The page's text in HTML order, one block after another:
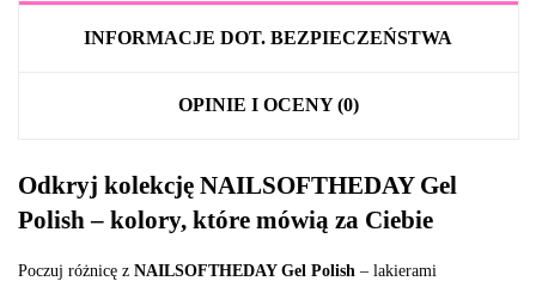
INFORMACJE DOT. BEZPIECZEŃSTWA
OPINIE I OCENY (0)
Odkryj kolekcję NAILSOFTHEDAY Gel
Polish – kolory, które mówią za Ciebie
Poczuj różnicę z NAILSOFTHEDAY Gel Polish – lakierami